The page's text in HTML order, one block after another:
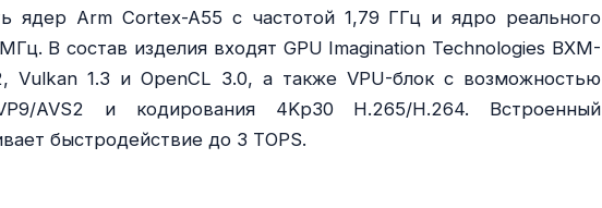
ядер Arm Cortex-A55 с частотой 1,79 ГГц и ядро реального
В состав изделия входят GPU Imagination Technologies BXM-
Vulkan 1.3 и OpenCL 3.0, а также VPU-блок с возможностью
AVS2 и кодирования 4Kp30 H.265/H.264. Встроенный
быстродействие до 3 TOPS.